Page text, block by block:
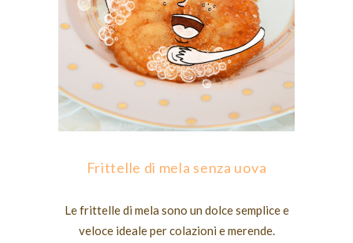
Frittelle di mela senza uova
Le frittelle di mela sono un dolce semplice e
veloce ideale per colazioni e merende.